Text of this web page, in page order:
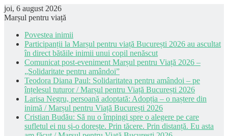
joi, 6 august 2026
Marșul pentru viață
Povestea inimii
Participanții la Marșul pentru viață București 2026 au ascultat
în direct bătăile inimii unui copil nenăscut
Comunicat post-eveniment Marșul pentru Viață 2026 –
„Solidaritate pentru amândoi”
Teodora Diana Paul: Solidaritatea pentru amândoi – pe
înțelesul tuturor / Marșul pentru Viață București 2026
Larisa Negru, persoană adoptată: Adopția – o naștere din
inimă / Marșul pentru Viață București 2026
Cristian Budău: Să nu o împingi spre o alegere pe care
sufletul ei nu și-o dorește. Prin tăcere. Prin distanță. Eu asta